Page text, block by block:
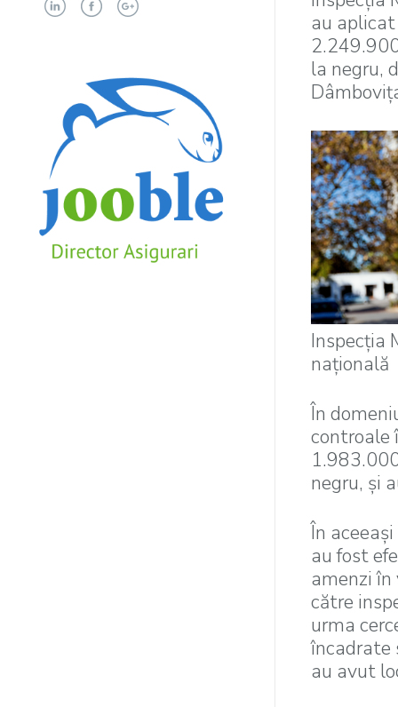
au
la negru,
Inspecția
națională
În
controale
negru, și
În
au fost
amenzi
către
urma
încadrate
au avut